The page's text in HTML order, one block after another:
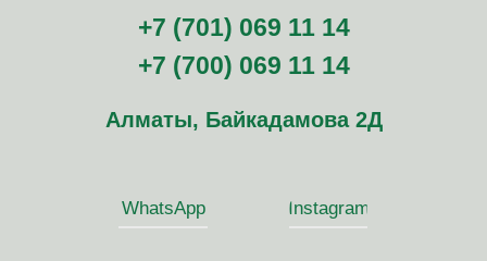
Алматы, Байкадамова 2Д
WhatsApp Instagram
+7 (701) 069 11 14
+7 (700) 069 11 14